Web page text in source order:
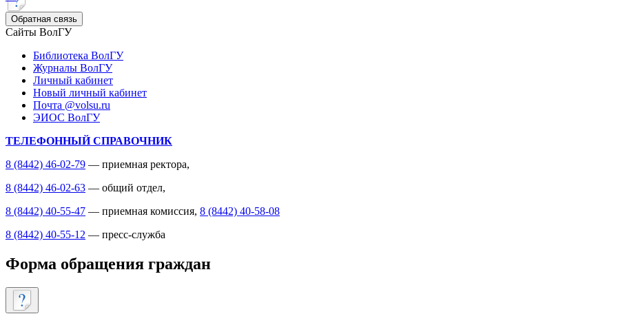
Обратная связь
Сайты ВолГУ
Библиотека ВолГУ
Журналы ВолГУ
Личный кабинет
Новый личный кабинет
Почта @volsu.ru
ЭИОС ВолГУ
ТЕЛЕФОННЫЙ СПРАВОЧНИК
8 (8442) 46-02-79 — приемная ректора,
8 (8442) 46-02-63 — общий отдел,
8 (8442) 40-55-47 — приемная комиссия, 8 (8442) 40-58-08
8 (8442) 40-55-12 — пресс-служба
Форма обращения граждан